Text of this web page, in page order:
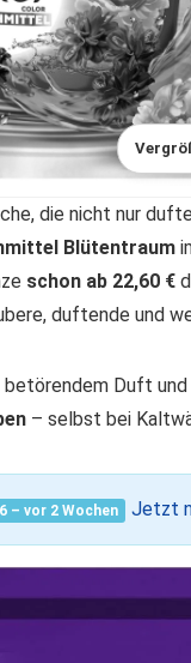
die nicht nur
Blütentraum
schon ab 22,60 €
duftende und
betörendem Duft
– selbst bei
– vor 2 Wochen Jetzt